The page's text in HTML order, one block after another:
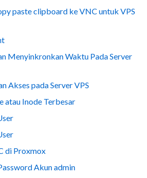
paste clipboard ke VNC untuk VPS
Menyinkronkan Waktu Pada Server
Akses pada Server VPS
atau Inode Terbesar
di Proxmox
Akun admin